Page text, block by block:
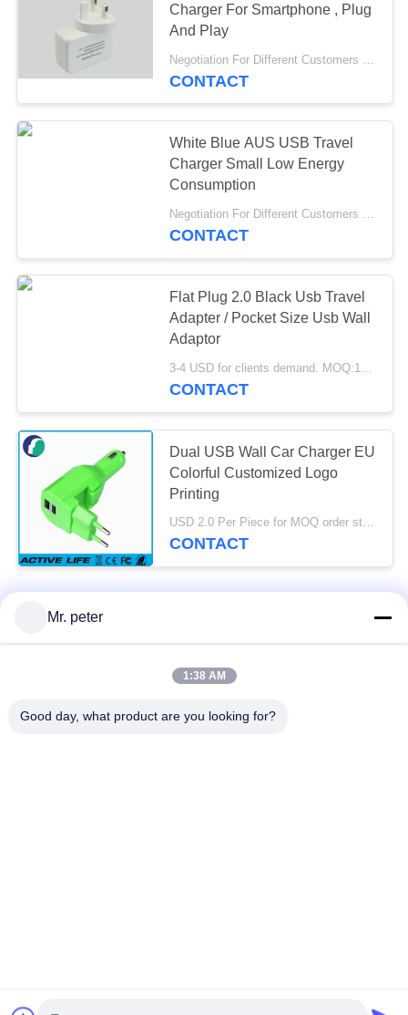
Charger For Smartphone , Plug
And Play
CONTACT
White Blue AUS USB Travel
Charger Small Low Energy
Consumption
CONTACT
Flat Plug 2.0 Black Usb Travel
Adapter / Pocket Size Usb Wall
Adaptor
3-4 USD for clients demand. MOQ:1000PCS
CONTACT
Dual USB Wall Car Charger EU
Colorful Customized Logo
Printing
USD 2.0 Per Piece for MOQ order start MOQ:1000pcs
CONTACT
Mr. peter
1:38 AM
Good day, what product are you looking for?